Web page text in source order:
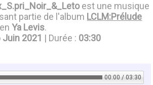
est une musique
partie de l'album LCLM:Prélude
Ya Levis.
Juin 2021 | Durée : 03:30
00:00 / 03:30